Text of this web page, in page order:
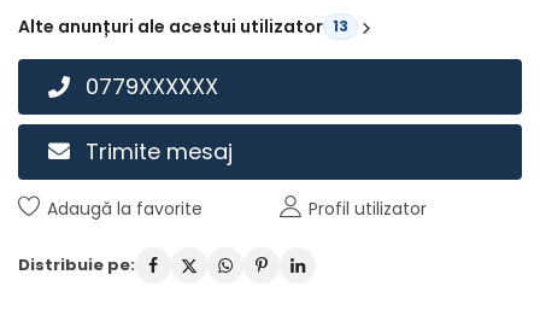
Alte anunțuri ale acestui utilizator 13
0779XXXXXX
Trimite mesaj
Adaugă la favorite Profil utilizator
Distribuie pe: